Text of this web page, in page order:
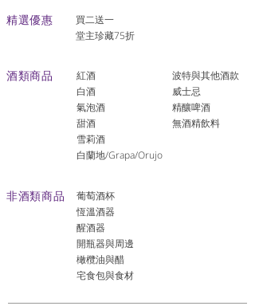
​精選優惠
買二送一
堂主珍藏75折
酒類商品
紅酒
白酒
氣泡酒
​甜酒
雪莉酒
白蘭地/Grapa/Orujo
波特與其他酒款
威士忌
精釀啤酒
​無酒精飲料
非酒類商品
葡萄酒杯
恆溫酒器
醒酒器
開瓶器與周邊
橄欖油與醋
宅食包與食材